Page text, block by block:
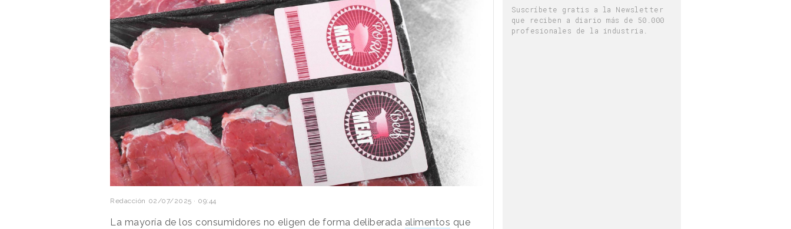
Redacción 02/07/2025 · 09:44
La mayoría de los consumidores no eligen de forma deliberada alimentos que
Suscríbete gratis a la Newsletter
que reciben a diario más de 50.000
profesionales de la industria.